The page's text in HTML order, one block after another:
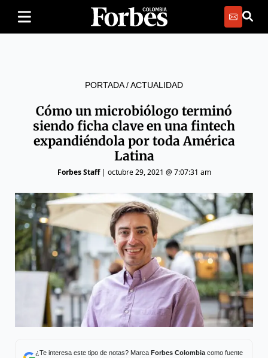
PORTADA/ACTUALIDAD
Cómo un microbiólogo terminó
siendo ficha clave en una fintech
expandiéndola por toda América
Latina
Forbes Staff| octubre 29, 2021 @ 7:07:31 am
¿Te interesa este tipo de notas? Marca Forbes Colombiacomo fuente